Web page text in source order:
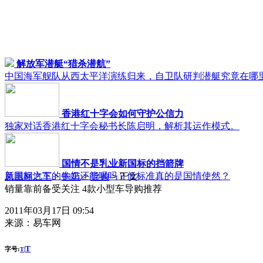
解放军潜艇“猎杀潜航”
中国海军舰队从西太平洋演练归来，自卫队研判潜艇究竟在哪
香港红十字会如何守护公信力
独家对话香港红十字会秘书长陈启明，解析其运作模式。
国情不是乳业新国标的挡箭牌
新国标之下的牛奶还能喝吗？低标准真的是国情使然？
凤凰网汽车>购车>导购> 正文
销量靠前备受关注 4款小型车导购推荐
2011年03月17日 09:54
来源： 易车网
字号:T|T